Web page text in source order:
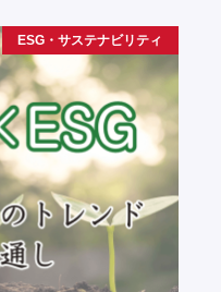
ESG・サステナビリティ